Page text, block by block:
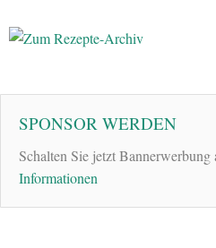
SPONSOR WERDEN
Schalten Sie jetzt
Informationen